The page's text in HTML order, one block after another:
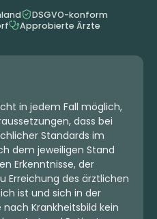
4.99 €
DSGVO-konform
Approbierte Ärzte
in jedem Fall möglich,
dass bei
Standards im
dem jeweiligen Stand
Erkenntnisse, der
Erreichung des ärztlichen
ist und sich in der
Krankheitsbild kein